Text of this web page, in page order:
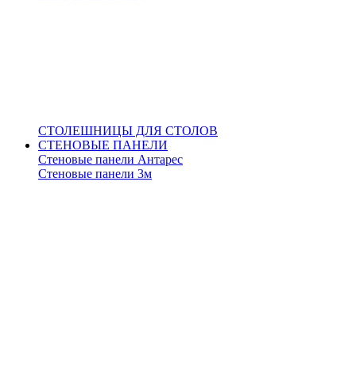
СТОЛЕШНИЦЫ ДЛЯ СТОЛОВ
СТЕНОВЫЕ ПАНЕЛИ
Стеновые панели Антарес
Стеновые панели 3м